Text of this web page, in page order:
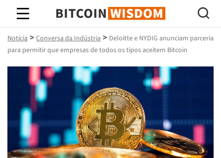
Sabedoria do Bitcoin
Notícia > Conversa da Indústria > Deloitte e NYDIG anunciam parceria
para permitir que empresas de todos os tipos aceitem Bitcoin